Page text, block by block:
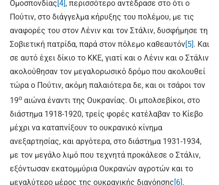
Ομοσπονδίας [4], περισσότερο αντέδρασε στο ότι ο
Πούτιν, στο διάγγελμα κήρυξης του πολέμου, με τις
αναφορές του στον Λένιν και τον Στάλιν, δυσφήμησε τη
Σοβιετική πατρίδα, παρά στον πόλεμο καθεαυτόν[5]. Και
σε αυτό έχει δίκιο το ΚΚΕ, γιατί και ο Λένιν και ο Στάλιν
ακολούθησαν τον μεγαλορωσικό δρόμο που ακολουθεί
τώρα ο Πούτιν, ακόμη παλαιότερα δε, και οι τσάροι τον
19ο αιώνα έναντι της Ουκρανίας. Οι μπολσεβίκοι, στο
διάστημα 1918-1920, τρείς φορές κατέλαβαν το Κίεβο
μέχρι να καταπνίξουν το ουκρανικό κίνημα
ανεξαρτησίας, και αργότερα, στο διάστημα 1931-1934,
με τον μεγάλο λιμό που τεχνητά προκάλεσε ο Στάλιν,
εξόντωσαν εκατομμύρια Ουκρανών αγροτών και το
μεγαλύτερο μέρος της ουκρανικής διανόησης [6].